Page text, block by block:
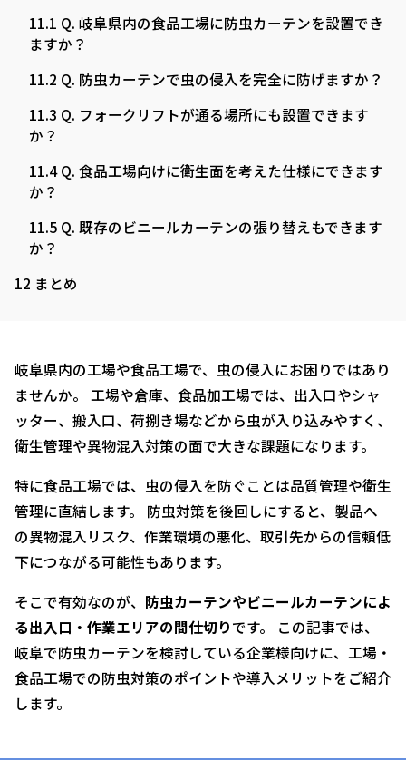
11.1 Q. 岐阜県内の食品工場に防虫カーテンを設置でき
ますか？
11.2 Q. 防虫カーテンで虫の侵入を完全に防げますか？
11.3 Q. フォークリフトが通る場所にも設置できます
か？
11.4Q. 食品工場向けに衛生面を考えた仕様にできます
か？
11.5 Q. 既存のビニールカーテンの張り替えもできます
か？
12 まとめ
岐阜県内の工場や食品工場で、虫の侵入にお困りではあり
ませんか。 工場や倉庫、食品加工場では、出入口やシャ
ッター、搬入口、荷捌き場などから虫が入り込みやすく、
衛生管理や異物混入対策の面で大きな課題になります。
特に食品工場では、虫の侵入を防ぐことは品質管理や衛生
管理に直結します。 防虫対策を後回しにすると、製品へ
の異物混入リスク、作業環境の悪化、取引先からの信頼低
下につながる可能性もあります。
そこで有効なのが、 防虫カーテンやビニールカーテンによ
る出入口・作業エリアの間仕切りです。 この記事では、
岐阜で防虫カーテンを検討している企業様向けに、工場・
食品工場での防虫対策のポイントや導入メリットをご紹介
します。